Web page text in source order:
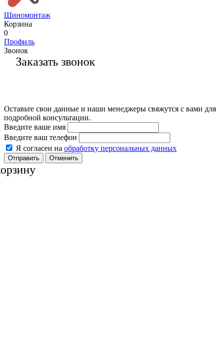
Шиномонтаж
Корзина
0
Профиль
Звонок
Заказать звонок
Оставьте свои данные и наши менеджеры свяжутся с вами для
подробной консультации.
Введите ваше имя
Введите ваш телефон
Я согласен на обработку персональных данных
Отменить